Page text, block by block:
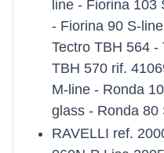
line - Fiorina 103
- Fiorina 90 S-
Tectro TBH 564 -
TBH 570 rif.
M-line - Ronda
glass - Ronda 80
RAVELLI ref.